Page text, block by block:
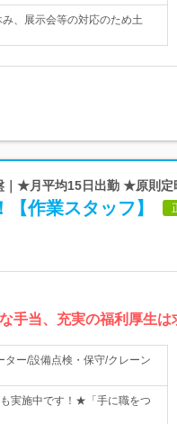
、展示会等の対応のため土
｜★月平均15日出勤 ★原則定
作業スタッフ】
手当、充実の福利厚生
ター/設備点検・保守/クレーン
実施中です！★「手に職をつ